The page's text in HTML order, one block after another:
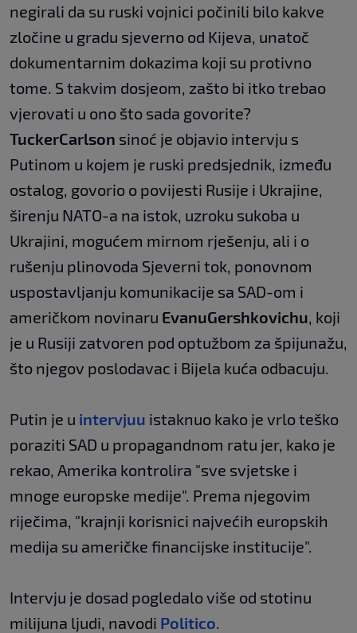
negirali da su ruski vojnici počinili bilo kakve
zločine u gradu sjeverno od Kijeva, unatoč
dokumentarnim dokazima koji su protivno
tome. S takvim dosjeom, zašto bi itko trebao
vjerovati u ono što sada govorite?
TuckerCarlson sinoć je objavio intervju s
Putinom u kojem je ruski predsjednik, između
ostalog, govorio o povijesti Rusije i Ukrajine,
širenju NATO-a na istok, uzroku sukoba u
Ukrajini, mogućem mirnom rješenju, ali i o
rušenju plinovoda Sjeverni tok, ponovnom
uspostavljanju komunikacije sa SAD-om i
američkom novinaru EvanuGershkovichu , koji
je u Rusiji zatvoren pod optužbom za špijunažu,
što njegov poslodavac i Bijela kuća odbacuju.
Putin je u intervjuu istaknuo kako je vrlo teško
poraziti SAD u propagandnom ratu jer, kako je
rekao, Amerika kontrolira "sve svjetske i
mnoge europske medije". Prema njegovim
riječima, "krajnji korisnici najvećih europskih
medija su američke financijske institucije".
Intervju je dosad pogledalo više od stotinu
milijuna ljudi, navodi Politico